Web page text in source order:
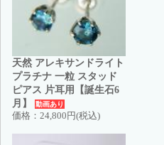
天然 アレキサンドライト
プラチナ 一粒 スタッド
ピアス 片耳用【誕生石6
月】
動画あり
価格： 24,800円(税込)